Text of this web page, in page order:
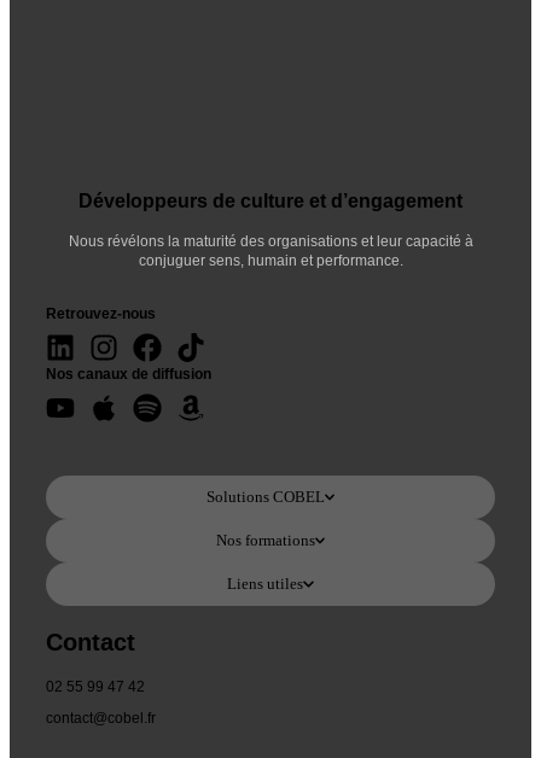
Développeurs de culture et d’engagement
Nous révélons la maturité des organisations et leur capacité à
conjuguer sens, humain et performance.
Retrouvez-nous
Nos canaux de diffusion
Solutions COBEL
Nos formations
Liens utiles
Contact
02 55 99 47 42
contact@cobel.fr